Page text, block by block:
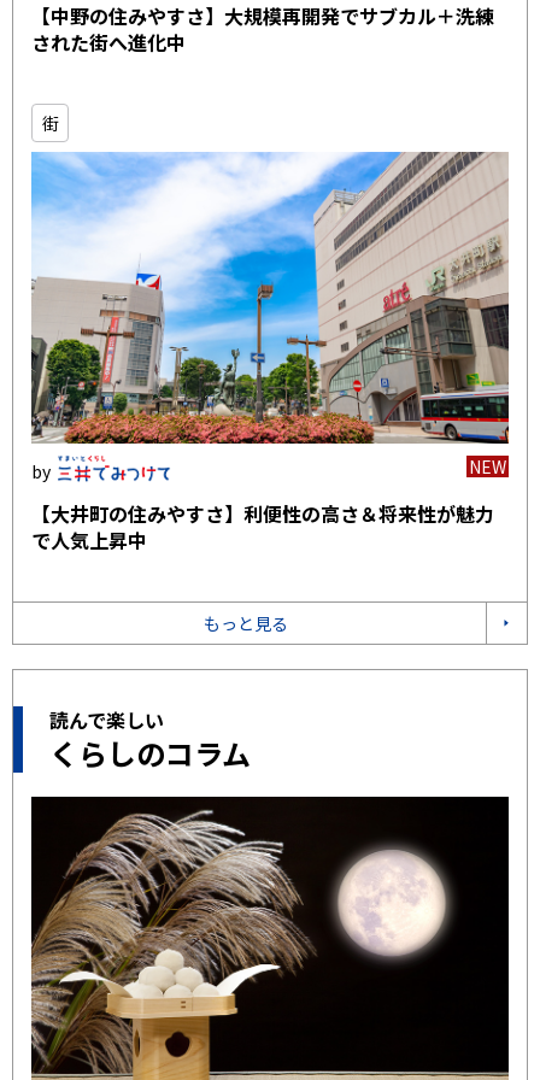
【中野の住みやすさ】大規模再開発でサブカル＋洗練
された街へ進化中
街
NEW
【大井町の住みやすさ】利便性の高さ＆将来性が魅力
で人気上昇中
もっと見る
読んで楽しい
くらしのコラム